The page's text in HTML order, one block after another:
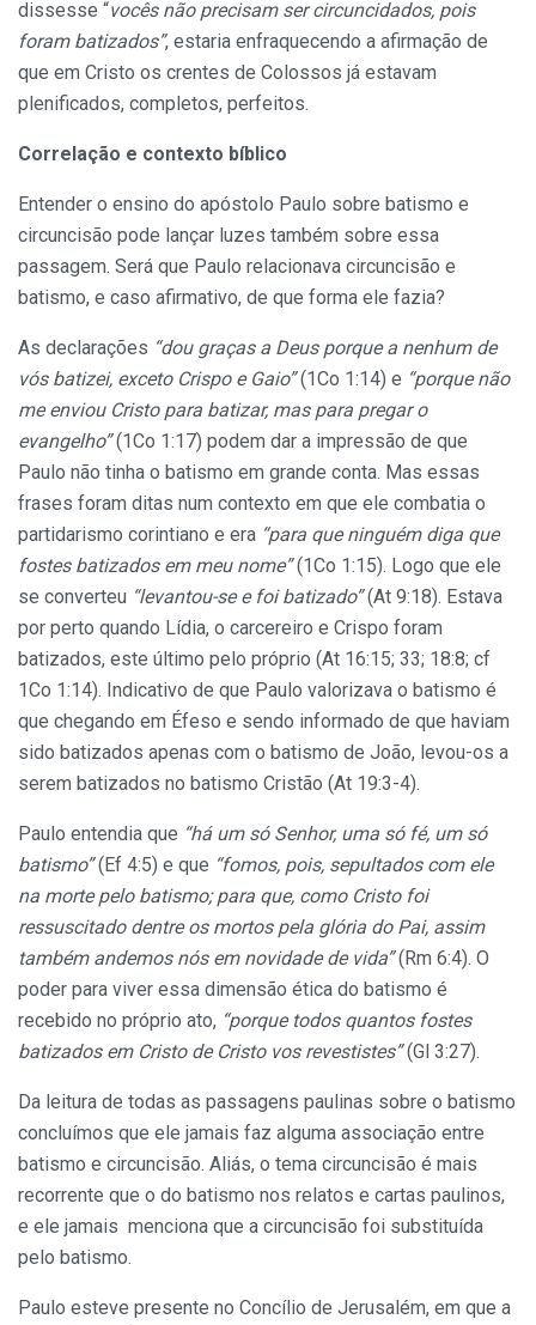
dissesse “vocês não precisam ser circuncidados, pois
foram batizados”, estaria enfraquecendo a afirmação de
que em Cristo os crentes de Colossos já estavam
plenificados, completos, perfeitos.
Correlação e contexto bíblico
Entender o ensino do apóstolo Paulo sobre batismo e
circuncisão pode lançar luzes também sobre essa
passagem. Será que Paulo relacionava circuncisão e
batismo, e caso afirmativo, de que forma ele fazia?
As declarações “dou graças a Deus porque a nenhum de
vós batizei, exceto Crispo e Gaio”(1Co 1:14) e “porque não
me enviou Cristo para batizar, mas para pregar o
evangelho”(1Co 1:17) podem dar a impressão de que
Paulo não tinha o batismo em grande conta. Mas essas
frases foram ditas num contexto em que ele combatia o
partidarismo corintiano e era “para que ninguém diga que
fostes batizados em meu nome”(1Co 1:15). Logo que ele
se converteu “levantou-se e foi batizado”(At 9:18). Estava
por perto quando Lídia, o carcereiro e Crispo foram
batizados, este último pelo próprio (At 16:15; 33; 18:8; cf
1Co 1:14). Indicativo de que Paulo valorizava o batismo é
que chegando em Éfeso e sendo informado de que haviam
sido batizados apenas com o batismo de João, levou-os a
serem batizados no batismo Cristão (At 19:3-4).
Paulo entendia que “há um só Senhor, uma só fé, um só
batismo”(Ef 4:5) e que “fomos, pois, sepultados com ele
na morte pelo batismo; para que, como Cristo foi
ressuscitado dentre os mortos pela glória do Pai, assim
também andemos nós em novidade de vida”(Rm 6:4). O
poder para viver essa dimensão ética do batismo é
recebido no próprio ato, “porque todos quantos fostes
batizados em Cristo de Cristo vos revestistes”(Gl 3:27).
Da leitura de todas as passagens paulinas sobre o batismo
concluímos que ele jamais faz alguma associação entre
batismo e circuncisão. Aliás, o tema circuncisão é mais
recorrente que o do batismo nos relatos e cartas paulinos,
e ele jamais menciona que a circuncisão foi substituída
pelo batismo.
Paulo esteve presente no Concílio de Jerusalém, em que a